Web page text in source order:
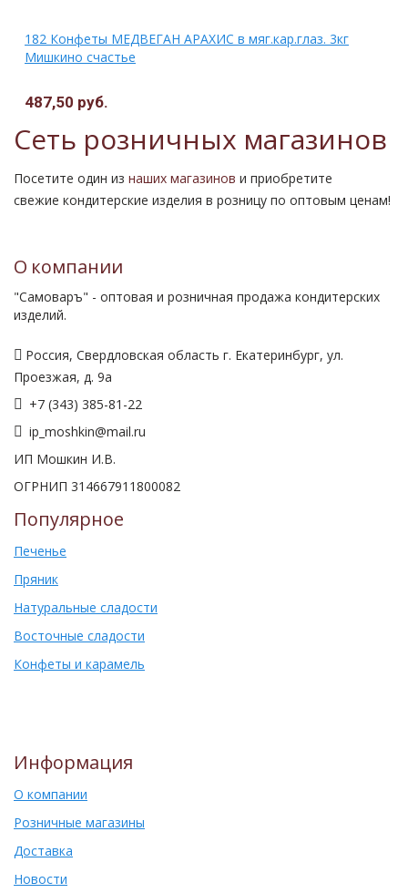
182 Конфеты МЕДВЕГАН АРАХИС в мяг.кар.глаз. 3кг
Мишкино счастье
487,50 руб.
Сеть розничных магазинов
Посетите один из наших магазинов и приобретите
свежие кондитерские изделия в розницу по оптовым ценам!
О компании
"Самоваръ" - оптовая и розничная продажа кондитерских
изделий.
Россия, Свердловская область г. Екатеринбург, ул.
Проезжая, д. 9а
+7 (343) 385-81-22
ip_moshkin@mail.ru
ИП Мошкин И.В.
ОГРНИП 314667911800082
Популярное
Печенье
Пряник
Натуральные сладости
Восточные сладости
Конфеты и карамель
Информация
О компании
Розничные магазины
Доставка
Новости